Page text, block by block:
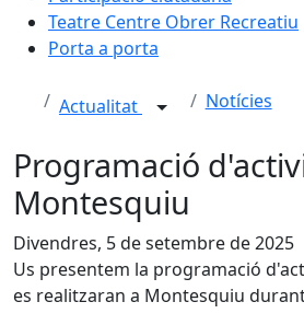
Teatre Centre Obrer Recreatiu
Porta a porta
Actualitat Notícies
Programació
Montesquiu
Divendres, 5 de setembre de 2025
Us presentem la programació
es realitzaran a Montesquiu